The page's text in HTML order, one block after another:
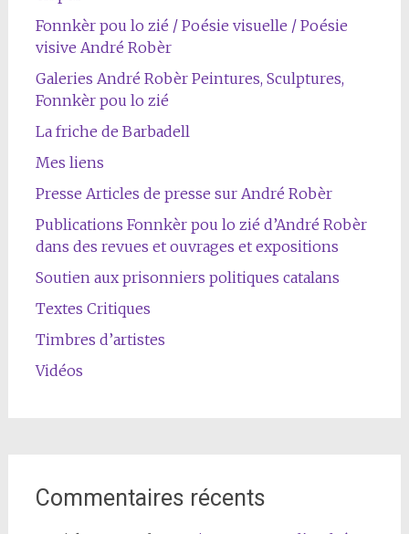
Fonnkèr pou lo zié / Poésie visuelle / Poésie
visive André Robèr
Galeries André Robèr Peintures, Sculptures,
Fonnkèr pou lo zié
La friche de Barbadell
Mes liens
Presse Articles de presse sur André Robèr
Publications Fonnkèr pou lo zié d’André Robèr
dans des revues et ouvrages et expositions
Soutien aux prisonniers politiques catalans
Textes Critiques
Timbres d’artistes
Vidéos
Commentaires récents